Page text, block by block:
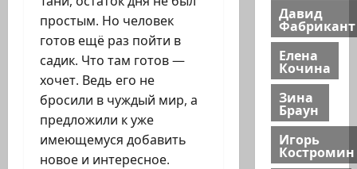
простым. Но человек
готов ещё раз пойти в
садик. Что там готов —
хочет. Ведь его не
бросили в чуждый мир, а
предложили к уже
имеющемуся добавить
новое и интересное.
Давид
Фабрикант
Елена
Кочина
Зина
Браун
Игорь
Костромин